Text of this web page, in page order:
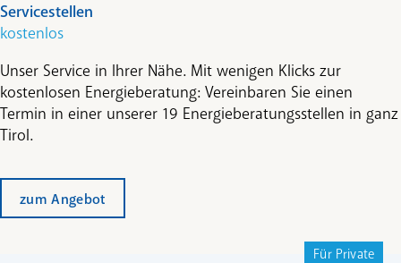
Rückgabe
Erfolgt dort, wo es zuvor ausgeliehen wurde. Das
Elektroauto wird wieder an die Ladestation
angeschlossen und versperrt.
Servicestellen
kostenlos
Unser Service in Ihrer Nähe. Mit wenigen Klicks zur
kostenlosen Energieberatung: Vereinbaren Sie einen
Termin in einer unserer 19 Energieberatungsstellen in ganz
Tirol.
zum Angebot
Für Private